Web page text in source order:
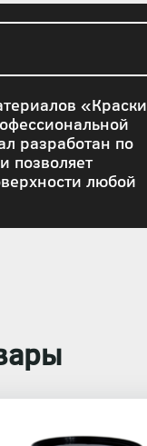
«Краски
разработан по
позволяет
любой